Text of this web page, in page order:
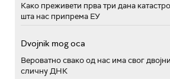
Како преживети прва три дана
шта нас припрема ЕУ
Dvojnik mog oca
Вероватно свако од нас има свог
сличну ДНК